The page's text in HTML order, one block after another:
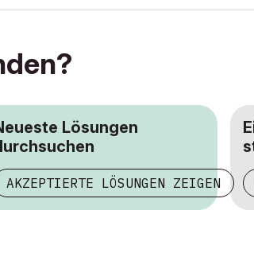
Lösungen
AKZEPTIERTE LÖSUNGEN ZEIGEN